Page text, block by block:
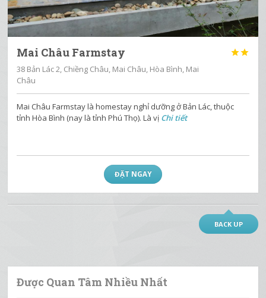
Mai Châu Farmstay 
38 Bản Lác 2, Chiềng Châu, Mai Châu, Hòa Bình, Mai
Châu
Mai Châu Farmstay là homestay nghỉ dưỡng ở Bản Lác, thuộc
tỉnh Hòa Bình (nay là tỉnh Phú Thọ). Là vị Chi tiết
ĐẶT NGAY
BACK UP
Được Quan Tâm Nhiều Nhất